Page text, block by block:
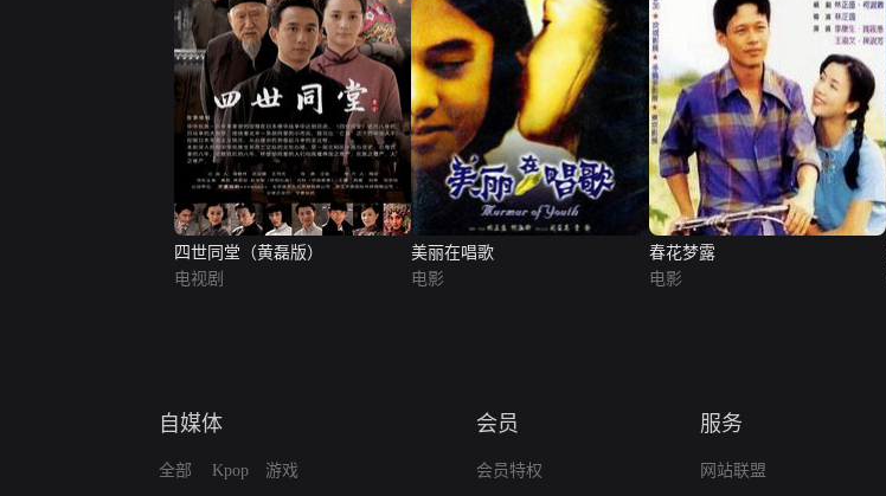
四世同堂（黄磊版）
电视剧
美丽在唱歌
电影
春花梦露
电影
自媒体
全部 Kpop 游戏
会员
会员特权
服务
网站联盟